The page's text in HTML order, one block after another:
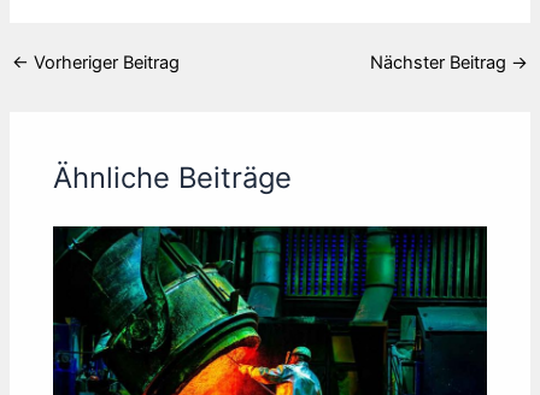
← Vorheriger Beitrag Nächster Beitrag →
Ähnliche Beiträge